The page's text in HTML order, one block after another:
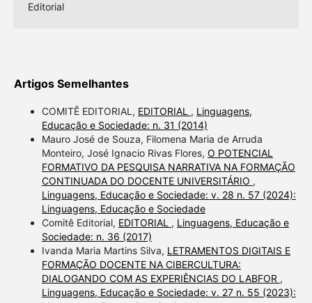
Editorial
Artigos Semelhantes
COMITÊ EDITORIAL, EDITORIAL , Linguagens,
Educação e Sociedade: n. 31 (2014)
Mauro José de Souza, Filomena Maria de Arruda
Monteiro, José Ignacio Rivas Flores, O POTENCIAL
FORMATIVO DA PESQUISA NARRATIVA NA FORMAÇÃO
CONTINUADA DO DOCENTE UNIVERSITÁRIO ,
Linguagens, Educação e Sociedade: v. 28 n. 57 (2024):
Linguagens, Educação e Sociedade
Comitê Editorial, EDITORIAL , Linguagens, Educação e
Sociedade: n. 36 (2017)
Ivanda Maria Martins Silva, LETRAMENTOS DIGITAIS E
FORMAÇÃO DOCENTE NA CIBERCULTURA:
DIALOGANDO COM AS EXPERIÊNCIAS DO LABFOR ,
Linguagens, Educação e Sociedade: v. 27 n. 55 (2023):